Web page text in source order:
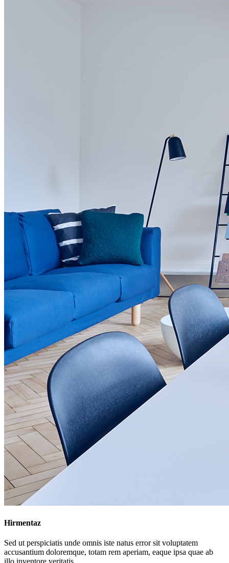
Hirmentaz
Sed ut perspiciatis unde omnis iste natus error sit voluptatem
accusantium doloremque, totam rem aperiam, eaque ipsa quae ab